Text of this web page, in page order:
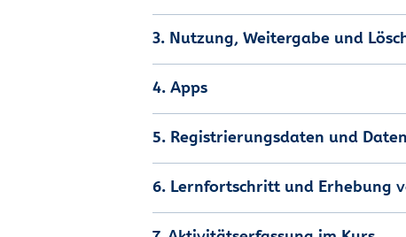
3. Nutzung, Weitergabe und
4. Apps
5. Registrierungsdaten und
6. Lernfortschritt und Erhebung